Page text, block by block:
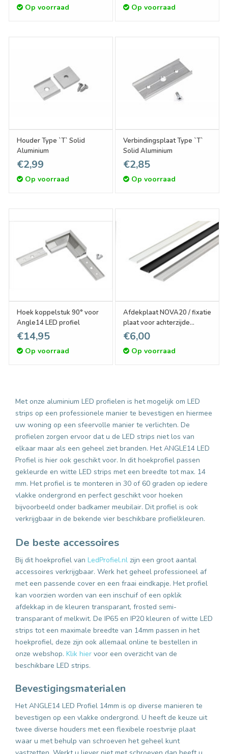
Op voorraad Op voorraad
Houder Type `T` Solid
Aluminium
€2,99
Op voorraad
Verbindingsplaat Type `T`
Solid Aluminium
€2,85
Op voorraad
Hoek koppelstuk 90° voor
Angle14 LED profiel
€14,95
Op voorraad
Afdekplaat NOVA20 / fixatie
plaat voor achterzijde
meerdere profiel
€6,00
Op voorraad
Met onze aluminium LED profielen is het mogelijk om LED
strips op een professionele manier te bevestigen en hiermee
uw woning op een sfeervolle manier te verlichten. De
profielen zorgen ervoor dat u de LED strips niet los van
elkaar maar als een geheel ziet branden. Het ANGLE14 LED
Profiel is hier ook geschikt voor. In dithoekprofiel passen
gekleurde en witte LED strips met een breedte tot max. 14
mm. Het profiel is te monteren in 30 of 60 graden op iedere
vlakke ondergrond en perfect geschikt voor hoeken
bijvoorbeeld onder badkamer meubilair. Dit profiel is ook
verkrijgbaar in de bekende vier beschikbare profielkleuren.
De beste accessoires
Bij dit hoekprofiel van LedProfiel.nl zijn een groot aantal
accessoires verkrijgbaar. Werk het geheel professioneel af
met een passende cover en een fraai eindkapje. Het profiel
kan voorzien worden van een inschuif of een opklik
afdekkap in de kleuren transparant, frosted semi-
transparant of melkwit. De IP65 en IP20 kleuren of witte LED
strips tot een maximale breedte van 14mm passen in het
hoekprofiel, deze zijn ook allemaal online te bestellen in
onze webshop. Klik hier voor een overzicht van de
beschikbare LED strips.
Bevestigingsmaterialen
Het ANGLE14 LED Profiel 14mm is op diverse manieren te
bevestigen op een vlakke ondergrond. U heeft de keuze uit
twee diverse houders met een flexibele roestvrije plaat
waar u met behulp van schroeven het geheel kunt